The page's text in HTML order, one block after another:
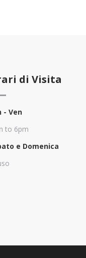
di Visita
- Ven
to 6pm
e Domenica